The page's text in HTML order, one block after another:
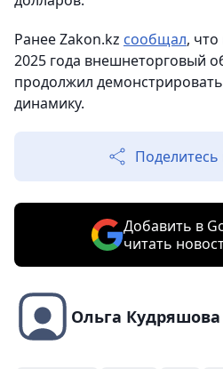
Ранее Zakon.kz сообщал,
2025 года внешнеторговый
продолжил
динамику.
Добавить в
читать
Ольга Кудряшова